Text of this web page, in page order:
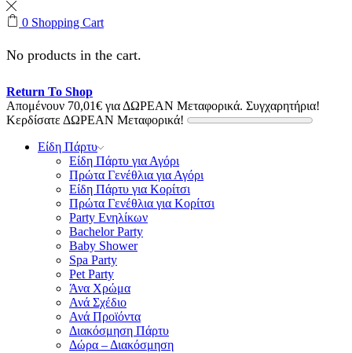
0 Shopping Cart
No products in the cart.
Return To Shop
Απομένουν 70,01€ για ΔΩΡΕΑΝ Μεταφορικά. Συγχαρητήρια!
Κερδίσατε ΔΩΡΕΑΝ Μεταφορικά!
Είδη Πάρτυ
Είδη Πάρτυ για Αγόρι
Πρώτα Γενέθλια για Αγόρι
Είδη Πάρτυ για Κορίτσι
Πρώτα Γενέθλια για Κορίτσι
Party Ενηλίκων
Bachelor Party
Baby Shower
Spa Party
Pet Party
Άνα Χρώμα
Ανά Σχέδιο
Ανά Προϊόντα
Διακόσμηση Πάρτυ
Δώρα – Διακόσμηση